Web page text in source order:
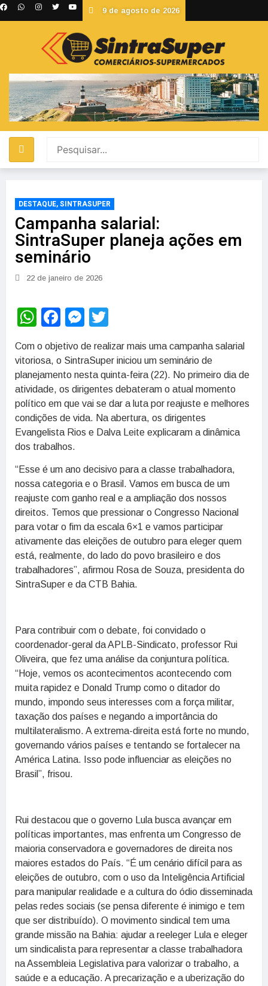
9 de agosto de 2026
DESTAQUE,SINTRASUPER
Campanha salarial:
SintraSuper planeja ações em
seminário
22 de janeiro de 2026
WhatsApp
Facebook
Messenger
Com o objetivo de realizar mais uma campanha salarial
vitoriosa, o SintraSuper iniciou um seminário de
planejamento nesta quinta-feira (22). No primeiro dia de
atividade, os dirigentes debateram o atual momento
político em que vai se dar a luta por reajuste e melhores
condições de vida. Na abertura, os dirigentes
Evangelista Rios e Dalva Leite explicaram a dinâmica
dos trabalhos.
“Esse é um ano decisivo para a classe trabalhadora,
nossa categoria e o Brasil. Vamos em busca de um
reajuste com ganho real e a ampliação dos nossos
direitos. Temos que pressionar o Congresso Nacional
para votar o fim da escala 6×1 e vamos participar
ativamente das eleições de outubro para eleger quem
está, realmente, do lado do povo brasileiro e dos
trabalhadores”, afirmou Rosa de Souza, presidenta do
SintraSuper e da CTB Bahia.
Para contribuir com o debate, foi convidado o
coordenador-geral da APLB-Sindicato, professor Rui
Oliveira, que fez uma análise da conjuntura política.
“Hoje, vemos os acontecimentos acontecendo com
muita rapidez e Donald Trump como o ditador do
mundo, impondo seus interesses com a força militar,
taxação dos países e negando a importância do
multilateralismo. A extrema-direita está forte no mundo,
governando vários países e tentando se fortalecer na
América Latina. Isso pode influenciar as eleições no
Brasil”, frisou.
Rui destacou que o governo Lula busca avançar em
políticas importantes, mas enfrenta um Congresso de
maioria conservadora e governadores de direita nos
maiores estados do País. “É um cenário difícil para as
eleições de outubro, com o uso da Inteligência Artificial
para manipular realidade e a cultura do ódio disseminada
pelas redes sociais (se pensa diferente é inimigo e tem
que ser distribuído). O movimento sindical tem uma
grande missão na Bahia: ajudar a reeleger Lula e eleger
um sindicalista para representar a classe trabalhadora
na Assembleia Legislativa para valorizar o trabalho, a
saúde e a educação. A precarização e a uberização do